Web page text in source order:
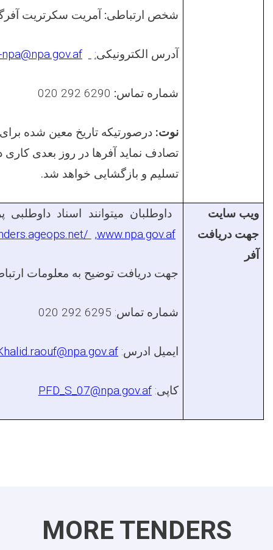
شخص ارتباطی: آمریت سکرتریت
آدرس الکترونیکی:
شماره تماس: 020 292 6290
نوت:درصورتیکه تاریخ معین شده
تصادف نماید آفرها در روز بعدی
تسلیم و بازگشایی خواهد شد.
ویب سایت
جهت دریافت
آفر
داوطلبان میتوانند اسناد
www.npa.gov.af
,
جهت دریافت توضیح به معلومات
شماره تماس: 020 292 6295
ایمیل ادرس:
کاپی: PFD_S_07@npa.gov.af
MORE TENDERS